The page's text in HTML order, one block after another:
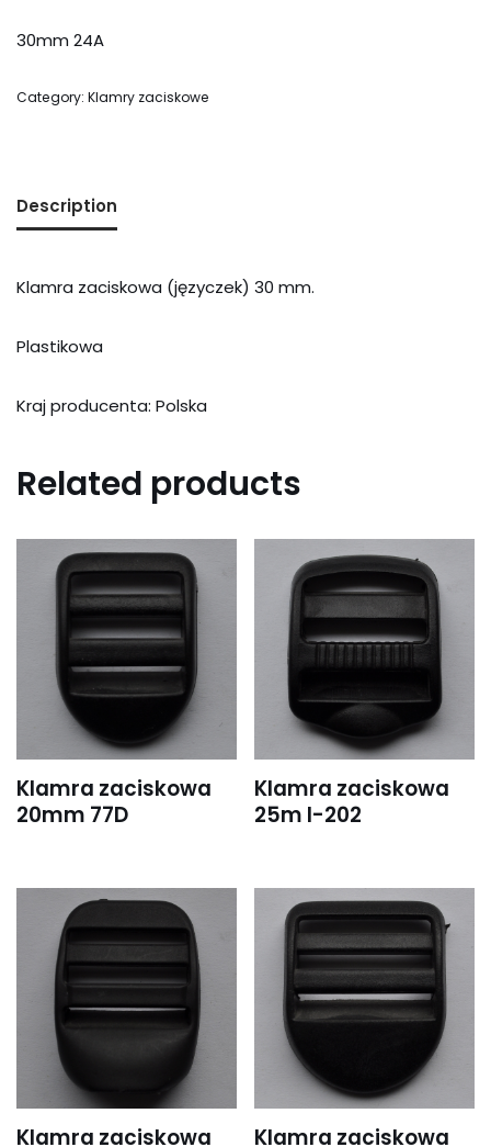
30mm 24A
Category: Klamry zaciskowe
Description
Klamra zaciskowa (języczek) 30 mm.
Plastikowa
Kraj producenta: Polska
Related products
Klamra zaciskowa
20mm 77D
Klamra zaciskowa
25m I-202
Klamra zaciskowa Klamra zaciskowa